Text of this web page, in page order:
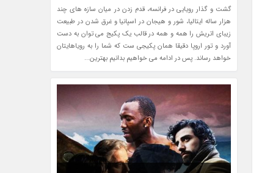
گشت و گذار رویایی در فرانسه، قدم زدن در میان سازه های چند
هزار ساله ایتالیا، شور و هیجان در اسپانیا و غرق شدن در طبیعت
زیبای اتریش را همه و همه در قالب یک پکیج می توان به دست
آورد و تور اروپا دقیقا همان پکیجی ست که شما را به رویاهایتان
خواهد رساند. پس در ادامه می خواهیم بدانیم بهترین...